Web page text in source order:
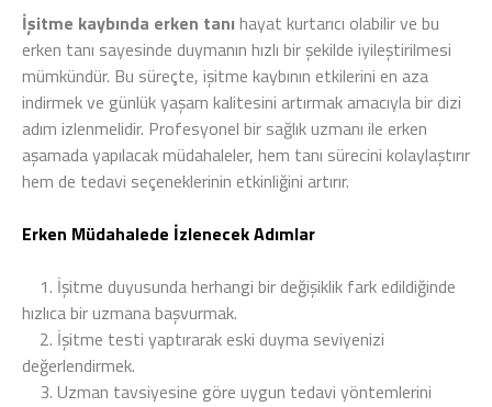
İşitme kaybında erken tanı hayat kurtarıcı olabilir ve bu
erken tanı sayesinde duymanın hızlı bir şekilde iyileştirilmesi
mümkündür. Bu süreçte, işitme kaybının etkilerini en aza
indirmek ve günlük yaşam kalitesini artırmak amacıyla bir dizi
adım izlenmelidir. Profesyonel bir sağlık uzmanı ile erken
aşamada yapılacak müdahaleler, hem tanı sürecini kolaylaştırır
hem de tedavi seçeneklerinin etkinliğini artırır.
Erken Müdahalede İzlenecek Adımlar
1. İşitme duyusunda herhangi bir değişiklik fark edildiğinde
hızlıca bir uzmana başvurmak.
2. İşitme testi yaptırarak eski duyma seviyenizi
değerlendirmek.
3. Uzman tavsiyesine göre uygun tedavi yöntemlerini